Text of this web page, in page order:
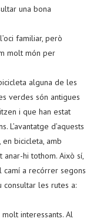
una bona
familiar, però
molt món per
alguna de les
verdes són antigues
i que han estat
L’avantatge d’aquests
bicicleta, amb
hi tothom. Això sí,
camí a recórrer segons
consultar les rutes a:
interessants. Al